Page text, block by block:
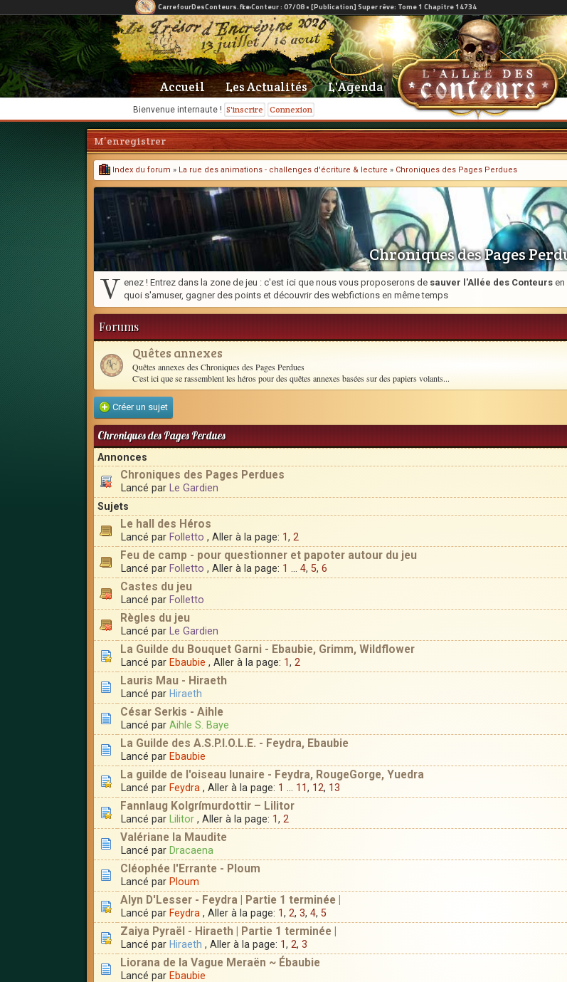
Bienvenue internaute ! S'inscrire Connexion
Accueil Les Actualités L'Agenda
M’enregistrer
Index du forum » La rue des animations - challenges d'écriture & lecture » Chroniques des Pages Perdues
Chroniques des Pages
V enez ! Entrez dans la zone de jeu : c'est ici que nous vous proposerons de sauver l'Allée des Conteurs en
quoi s'amuser, gagner des points et découvrir des webfictions en même temps
Forums
Quêtes annexes
Quêtes annexes des Chroniques des Pages Perdues
C'est ici que se rassemblent les héros pour des quêtes annexes basées sur des papiers volants...
Créer un sujet
Chroniques des Pages Perdues
Annonces
Chroniques des Pages Perdues
Lancé par Le Gardien
Sujets
Le hall des Héros
Lancé par Folletto , Aller à la page: 1, 2
Feu de camp - pour questionner et papoter autour du jeu
Lancé par Folletto , Aller à la page: 1 4, 5, 6
Castes du jeu
Lancé par Folletto
Règles du jeu
Lancé par Le Gardien
La Guilde du Bouquet Garni - Ebaubie, Grimm, Wildflower
Lancé par Ebaubie , Aller à la page: 1, 2
Lauris Mau - Hiraeth
Lancé par Hiraeth
César Serkis - Aihle
Lancé par Aihle S. Baye
La Guilde des A.S.P.I.O.L.E. - Feydra, Ebaubie
Lancé par Ebaubie
La guilde de l'oiseau lunaire - Feydra, RougeGorge, Yuedra
Lancé par Feydra , Aller à la page: 1 11, 12, 13
Fannlaug Kolgrímurdottir – Lilitor
Lancé par Lilitor , Aller à la page: 1, 2
Valériane la Maudite
Lancé par Dracaena
Cléophée l'Errante - Ploum
Lancé par Ploum
Alyn D'Lesser - Feydra | Partie 1 terminée |
Lancé par Feydra , Aller à la page: 1, 2, 3, 4, 5
Zaiya Pyraël - Hiraeth | Partie 1 terminée |
Lancé par Hiraeth , Aller à la page: 1, 2, 3
Liorana de la Vague Meraën ~ Ébaubie
Lancé par Ebaubie